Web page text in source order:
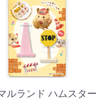
ルランド ハムスター